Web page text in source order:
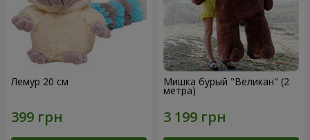
Лемур 20 см Мишка бурый "Великан" (2
метра)